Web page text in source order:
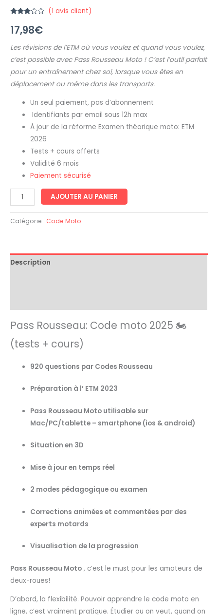
3.00
sur 5
sur
client
(1 avis client)
17,98€
Les révisions de l’ETM où vous voulez et quand vous voulez,
c’est possible avec Pass Rousseau Moto ! C’est l’outil parfait
pour un entraînement chez soi, lorsque vous êtes en
déplacement ou même dans les transports.
Un seul paiement, pas d’abonnement
Identifiants par email sous 12h max
À jour de la réforme Examen théorique moto: ETM
2026
Tests + cours offerts
Validité 6 mois
Paiement sécurisé
quantité
de
Code
Codes
Rousseau
AJOUTER AU PANIER
Catégorie : Code Moto
Description
Pass Rousseau: Code moto 2025 🏍
(tests + cours)
920 questions par Codes Rousseau
Préparation à l’ ETM 2023
Pass Rousseau Moto utilisable sur
Mac/PC/tablette – smartphone (ios & android)
Situation en 3D
Mise à jour en temps réel
2 modes pédagogique ou examen
Corrections animées et commentées par des
experts motards
Visualisation de la progression
Pass Rousseau Moto , c’est le must pour les amateurs de
deux-roues!
D’abord, la flexibilité. Pouvoir apprendre le code moto en
ligne, c’est vraiment pratique. Étudier ou on veut, quand on